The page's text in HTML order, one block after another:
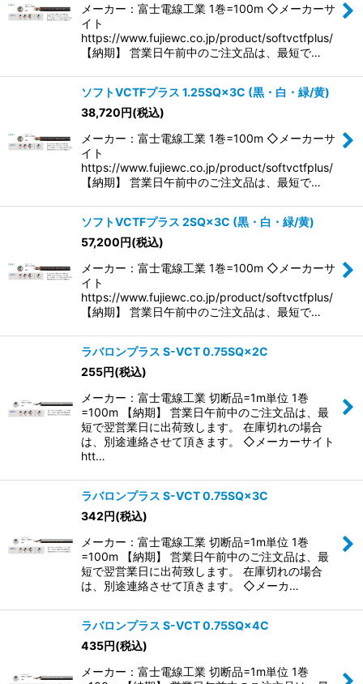
メーカー：富士電線工業 1巻=100m ◇メーカーサ
イト
https://www.fujiewc.co.jp/product/softvctfplus/
【納期】 営業日午前中のご注文品は、最短で…
ソフトVCTFプラス 1.25SQ×3C (黒・白・緑/黄)
38,720円(税込)
メーカー：富士電線工業 1巻=100m ◇メーカーサ
イト
https://www.fujiewc.co.jp/product/softvctfplus/
【納期】 営業日午前中のご注文品は、最短で…
ソフトVCTFプラス 2SQ×3C (黒・白・緑/黄)
57,200円(税込)
メーカー：富士電線工業 1巻=100m ◇メーカーサ
イト
https://www.fujiewc.co.jp/product/softvctfplus/
【納期】 営業日午前中のご注文品は、最短で…
ラバロンプラス S-VCT 0.75SQ×2C
255円(税込)
メーカー：富士電線工業 切断品=1m単位 1巻
=100m 【納期】 営業日午前中のご注文品は、最
短で翌営業日に出荷致します。 在庫切れの場合
は、別途連絡させて頂きます。 ◇メーカーサイト
htt…
ラバロンプラス S-VCT 0.75SQ×3C
342円(税込)
メーカー：富士電線工業 切断品=1m単位 1巻
=100m 【納期】 営業日午前中のご注文品は、最
短で翌営業日に出荷致します。 在庫切れの場合
は、別途連絡させて頂きます。 ◇メーカ…
ラバロンプラス S-VCT 0.75SQ×4C
435円(税込)
メーカー：富士電線工業 切断品=1m単位 1巻